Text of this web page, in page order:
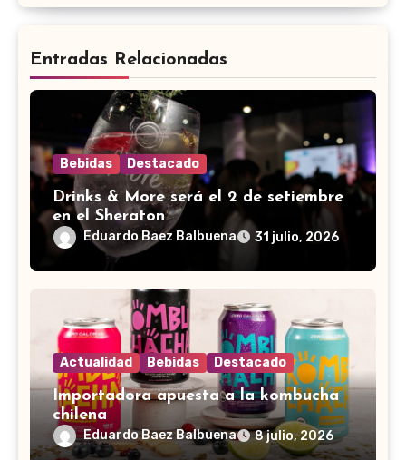
Entradas Relacionadas
Bebidas Destacado
Drinks & More será el 2 de setiembre
en el Sheraton
Eduardo Baez Balbuena 31 julio, 2026
Actualidad Bebidas Destacado
Importadora apuesta a la kombucha
chilena
Eduardo Baez Balbuena 8 julio, 2026